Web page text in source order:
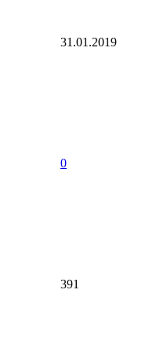
31.01.2019
0
391